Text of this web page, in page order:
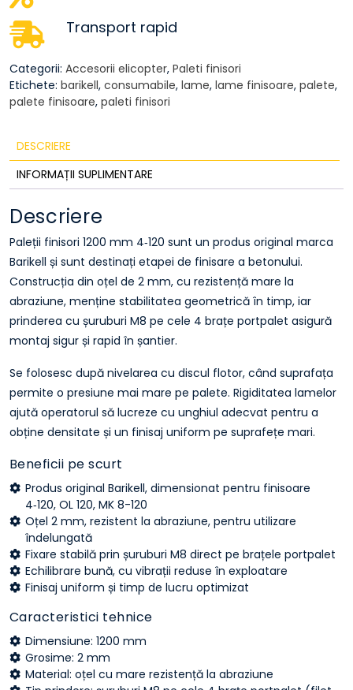
Transport rapid
Categorii: Accesorii elicopter, Paleti finisori
Etichete: barikell, consumabile, lame, lame finisoare, palete,
palete finisoare, paleti finisori
DESCRIERE
INFORMAȚII SUPLIMENTARE
Descriere
Paleții finisori 1200 mm 4‑120 sunt un produs original marca
Barikell și sunt destinați etapei de finisare a betonului.
Construcția din oțel de 2 mm, cu rezistență mare la
abraziune, menține stabilitatea geometrică în timp, iar
prinderea cu șuruburi M8 pe cele 4 brațe portpalet asigură
montaj sigur și rapid în șantier.
Se folosesc după nivelarea cu discul flotor, când suprafața
permite o presiune mai mare pe palete. Rigiditatea lamelor
ajută operatorul să lucreze cu unghiul adecvat pentru a
obține densitate și un finisaj uniform pe suprafețe mari.
Beneficii pe scurt
Produs original Barikell, dimensionat pentru finisoare
4‑120, OL 120, MK 8-120
Oțel 2 mm, rezistent la abraziune, pentru utilizare
îndelungată
Fixare stabilă prin șuruburi M8 direct pe brațele portpalet
Echilibrare bună, cu vibrații reduse în exploatare
Finisaj uniform și timp de lucru optimizat
Caracteristici tehnice
Dimensiune: 1200 mm
Grosime: 2 mm
Material: oțel cu mare rezistență la abraziune